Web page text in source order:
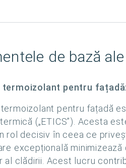
de bază
termoizolant pentru fațadă:
termoizolant pentru fațadă
(„ETICS”). Acesta
rol decisiv în ceea ce
excepțională
al clădirii. Acest lucru